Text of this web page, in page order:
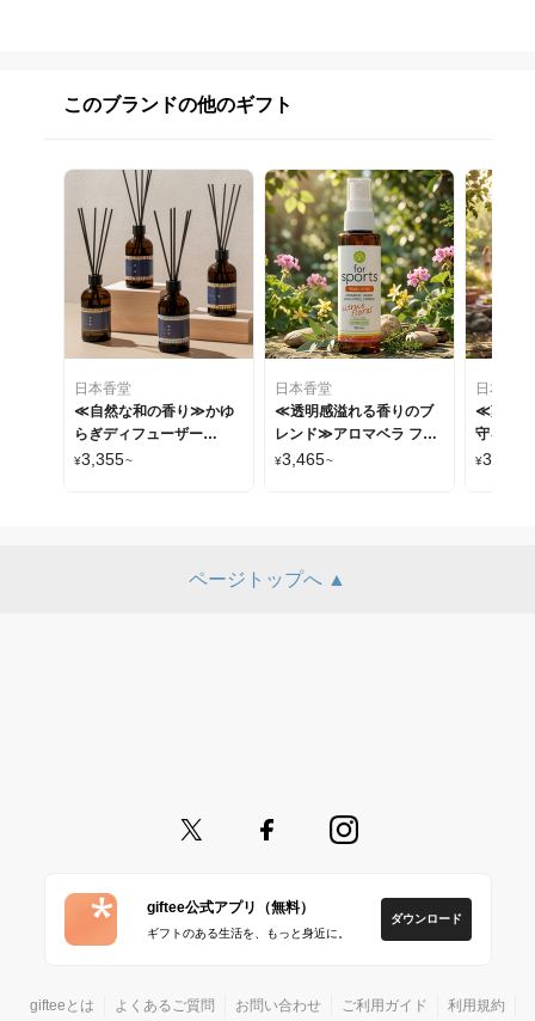
このブランドの他のギフト
日本香堂
≪自然な和の香り≫かゆ
らぎディフューザー
100ml
¥3,355~
日本香堂
≪透明感溢れる香りのブ
レンド≫アロマベラ フォ
ースポーツ ボディーミス
¥3,465~
日本香堂
≪爽やか
守る≫ア
ドア ボ
¥3,201
ページトップへ ▲
giftee公式アプリ（無料）
ギフトのある生活を、もっと身近に。
ダウンロード
gifteeとは よくあるご質問 お問い合わせ ご利用ガイド 利用規約